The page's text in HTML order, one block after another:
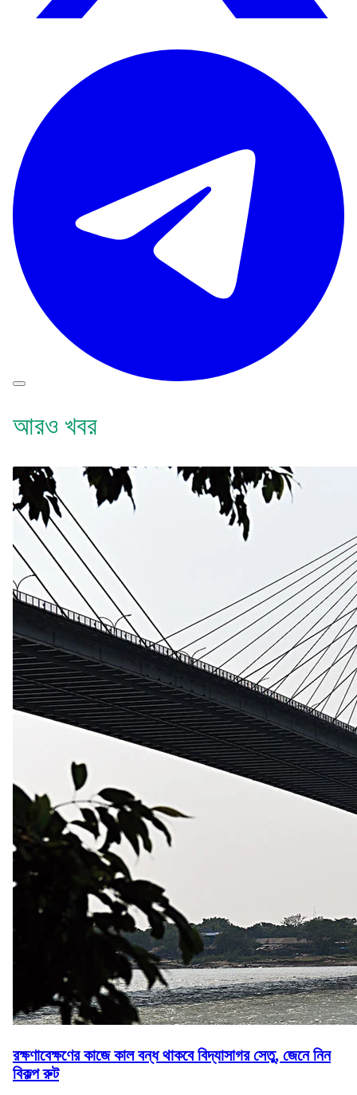
আরও খবর
রক্ষণাবেক্ষণের কাজে কাল বন্ধ থাকবে বিদ্যাসাগর সেতু, জেনে নিন
বিকল্প রুট